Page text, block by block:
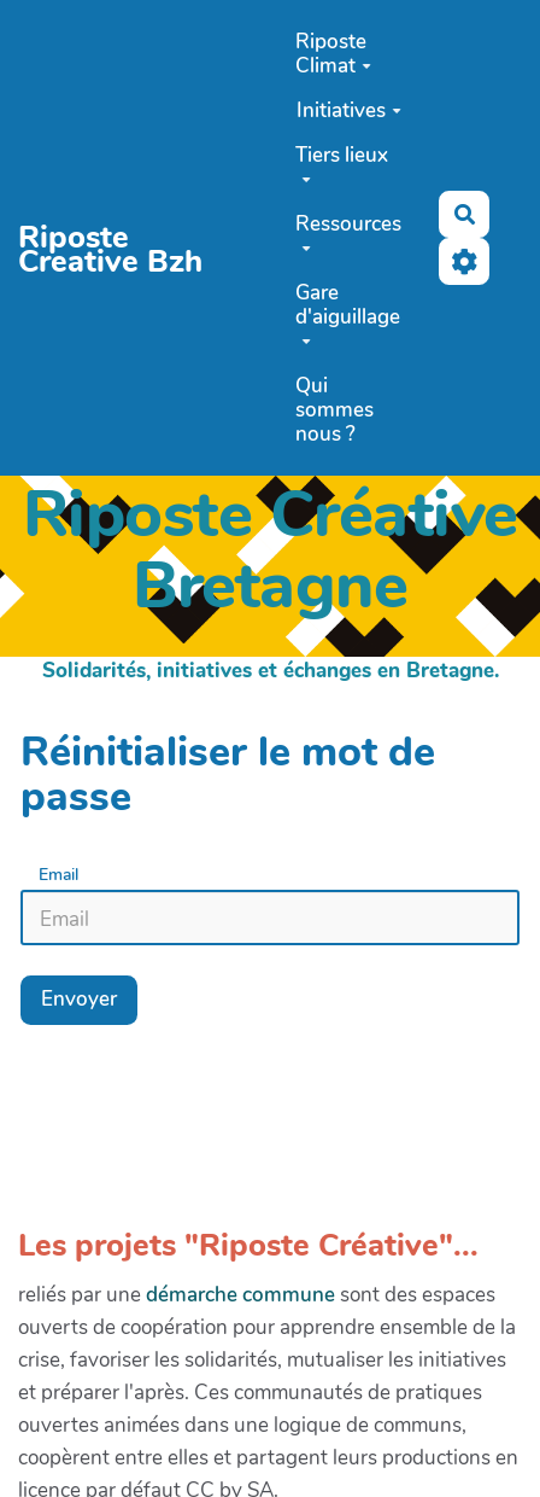
Riposte
Creative Bzh
Riposte
Climat
Initiatives
Tiers lieux
Ressources
Gare
d'aiguillage
Qui
sommes
nous ?
Riposte Créative
Bretagne
Solidarités, initiatives et échanges en Bretagne.
Réinitialiser le mot de
passe
Email
Envoyer